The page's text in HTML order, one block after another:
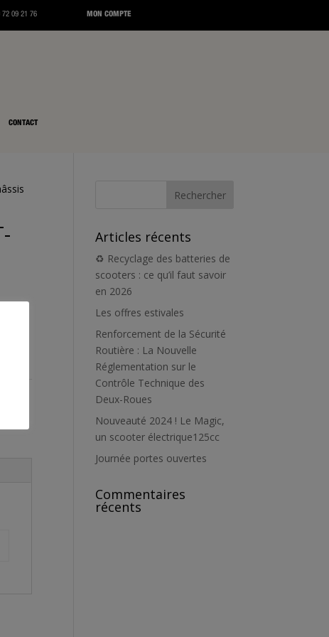
72 09 21 76 MON COMPTE
CONTACT
Articles récents
♻️ Recyclage des batteries de
scooters : ce qu’il faut savoir
en 2026
Les offres estivales
Renforcement de la Sécurité
Routière : La Nouvelle
Réglementation sur le
Contrôle Technique des
Deux-Roues
Nouveauté 2024 ! Le Magic,
un scooter électrique125cc
Journée portes ouvertes
Commentaires
récents